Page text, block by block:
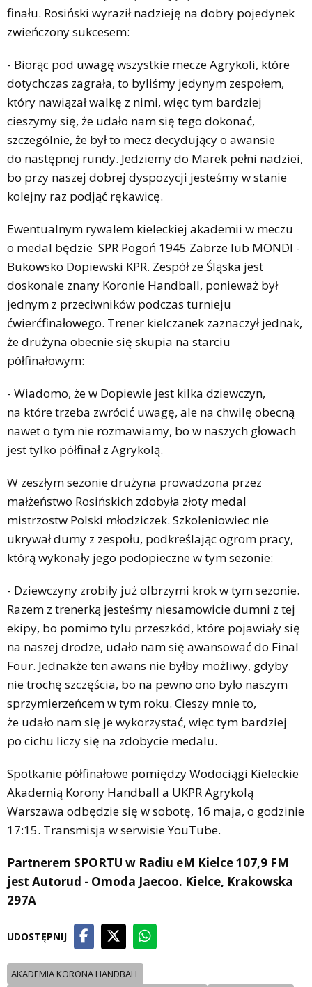
finału. Rosiński wyraził nadzieję na dobry pojedynek
zwieńczony sukcesem:
- Biorąc pod uwagę wszystkie mecze Agrykoli, które
dotychczas zagrała, to byliśmy jedynym zespołem,
który nawiązał walkę z nimi, więc tym bardziej
cieszymy się, że udało nam się tego dokonać,
szczególnie, że był to mecz decydujący o awansie
do następnej rundy. Jedziemy do Marek pełni nadziei,
bo przy naszej dobrej dyspozycji jesteśmy w stanie
kolejny raz podjąć rękawicę.
Ewentualnym rywalem kieleckiej akademii w meczu
o medal będzie SPR Pogoń 1945 Zabrze lub MONDI -
Bukowsko Dopiewski KPR. Zespół ze Śląska jest
doskonale znany Koronie Handball, ponieważ był
jednym z przeciwników podczas turnieju
ćwierćfinałowego. Trener kielczanek zaznaczył jednak,
że drużyna obecnie się skupia na starciu
półfinałowym:
- Wiadomo, że w Dopiewie jest kilka dziewczyn,
na które trzeba zwrócić uwagę, ale na chwilę obecną
nawet o tym nie rozmawiamy, bo w naszych głowach
jest tylko półfinał z Agrykolą.
W zeszłym sezonie drużyna prowadzona przez
małżeństwo Rosińskich zdobyła złoty medal
mistrzostw Polski młodziczek. Szkoleniowiec nie
ukrywał dumy z zespołu, podkreślając ogrom pracy,
którą wykonały jego podopieczne w tym sezonie:
- Dziewczyny zrobiły już olbrzymi krok w tym sezonie.
Razem z trenerką jesteśmy niesamowicie dumni z tej
ekipy, bo pomimo tylu przeszkód, które pojawiały się
na naszej drodze, udało nam się awansować do Final
Four. Jednakże ten awans nie byłby możliwy, gdyby
nie trochę szczęścia, bo na pewno ono było naszym
sprzymierzeńcem w tym roku. Cieszy mnie to,
że udało nam się je wykorzystać, więc tym bardziej
po cichu liczy się na zdobycie medalu.
Spotkanie półfinałowe pomiędzy Wodociągi Kieleckie
Akademią Korony Handball a UKPR Agrykolą
Warszawa odbędzie się w sobotę, 16 maja, o godzinie
17:15. Transmisja w serwisie YouTube.
Partnerem SPORTU w Radiu eM Kielce 107,9 FM
jest Autorud - Omoda Jaecoo. Kielce, Krakowska
297A
UDOSTĘPNIJ
AKADEMIA KORONA HANDBALL